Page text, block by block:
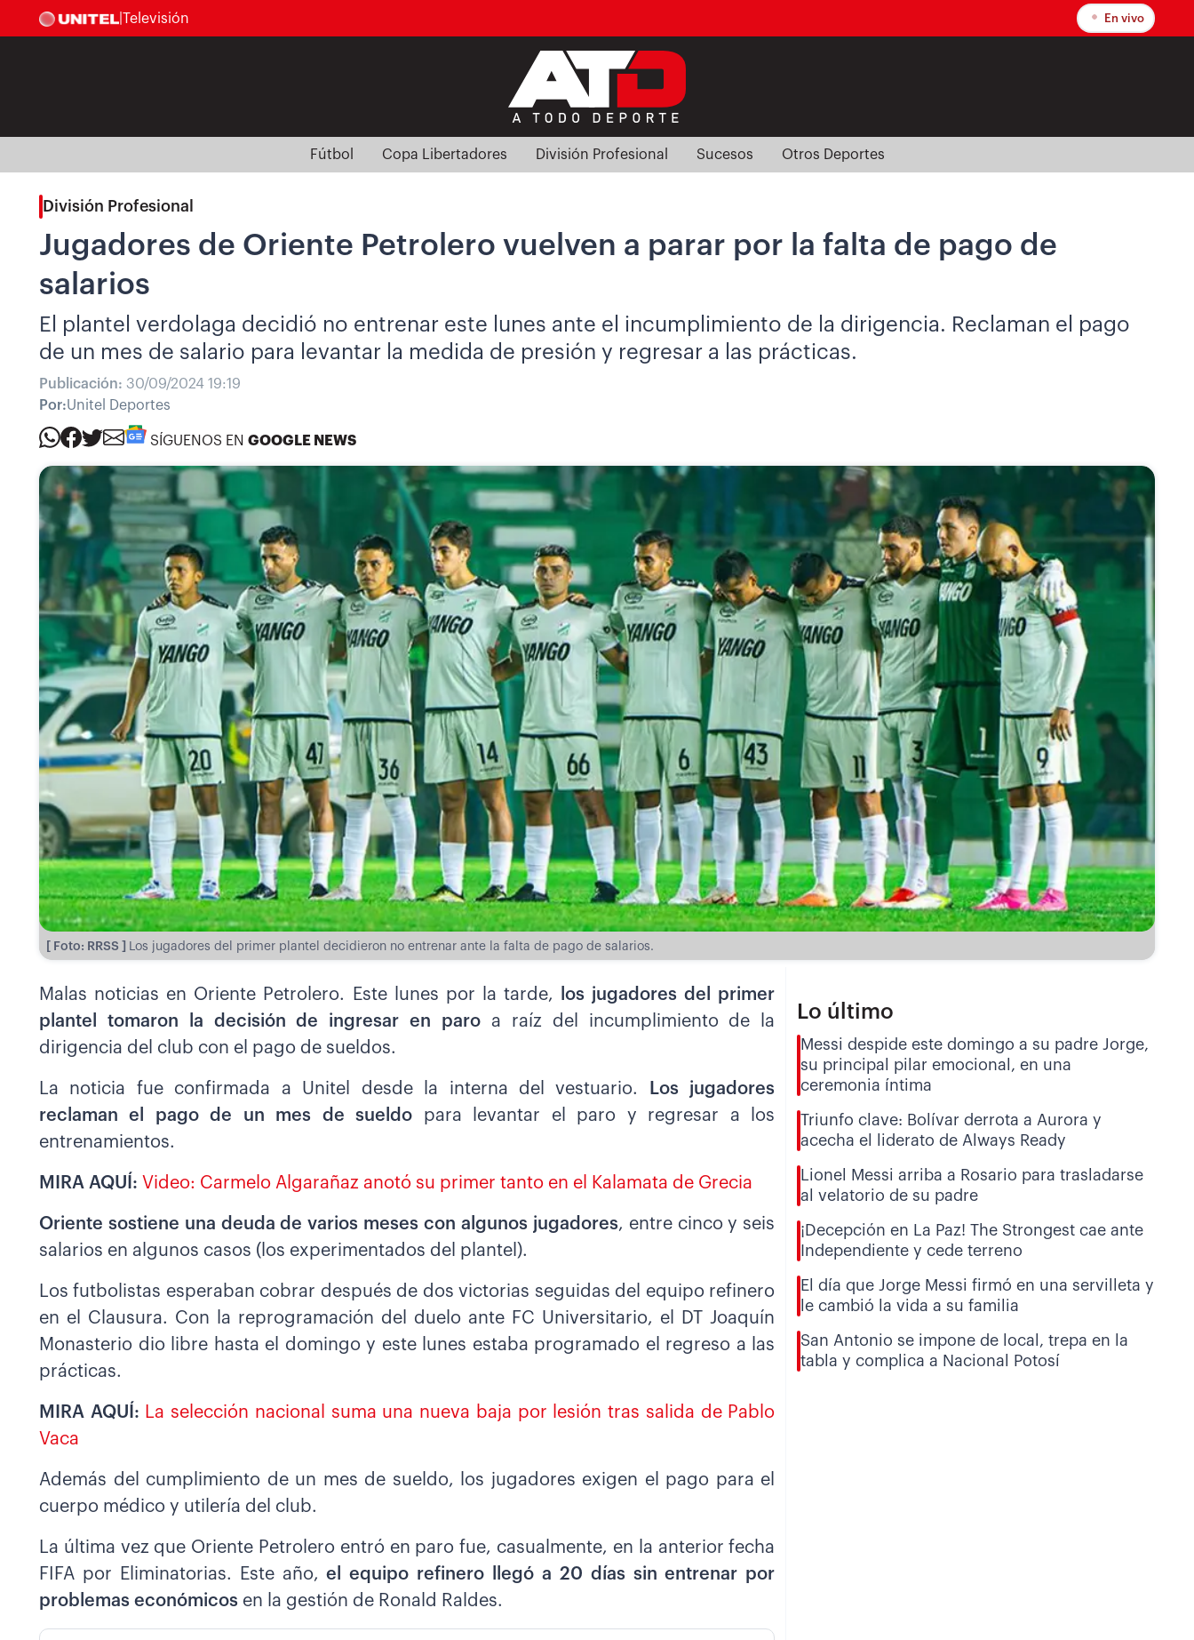
Televisión En vivo
Fútbol Copa Libertadores División Profesional Sucesos Otros Deportes
División Profesional
Jugadores de Oriente Petrolero vuelven a parar por la falta de pago de
salarios
El plantel verdolaga decidió no entrenar este lunes ante el incumplimiento de la dirigencia. Reclaman el pago
de un mes de salario para levantar la medida de presión y regresar a las prácticas.
Publicación: 30/09/2024 19:19
Por:Unitel Deportes
SÍGUENOS EN GOOGLE NEWS
[ Foto: RRSS ] Los jugadores del primer plantel decidieron no entrenar ante la falta de pago de salarios.
Malas noticias en Oriente Petrolero. Este lunes por la tarde,
los jugadores del primer
plantel tomaron la decisión de ingresar en paro a raíz del incumplimiento de la
dirigencia del club con el pago de sueldos.
La noticia fue confirmada a Unitel desde la interna del vestuario.
Los jugadores
reclaman el pago de un mes de sueldo para levantar el paro y regresar a los
entrenamientos.
MIRA AQUÍ: Video: Carmelo Algarañaz anotó su primer tanto en el Kalamata de Grecia
Oriente sostiene una deuda de varios meses con algunos jugadores, entre cinco y seis
salarios en algunos casos (los experimentados del plantel).
Los futbolistas esperaban cobrar después de dos victorias seguidas del equipo refinero
en el Clausura. Con la reprogramación del duelo ante FC Universitario, el DT Joaquín
Monasterio dio libre hasta el domingo y este lunes estaba programado el regreso a las
prácticas.
MIRA AQUÍ: La selección nacional suma una nueva baja por lesión tras salida de Pablo
Vaca
Además del cumplimiento de un mes de sueldo, los jugadores exigen el pago para el
cuerpo médico y utilería del club.
La última vez que Oriente Petrolero entró en paro fue, casualmente, en la anterior fecha
FIFA por Eliminatorias. Este año,el equipo refinero llegó a 20 días sin entrenar por
problemas económicos en la gestión de Ronald Raldes.
Lo último
Messi despide este domingo a su padre Jorge,
su principal pilar emocional, en una
ceremonia íntima
Triunfo clave: Bolívar derrota a Aurora y
acecha el liderato de Always Ready
Lionel Messi arriba a Rosario para trasladarse
al velatorio de su padre
¡Decepción en La Paz! The Strongest cae ante
Independiente y cede terreno
El día que Jorge Messi firmó en una servilleta y
le cambió la vida a su familia
San Antonio se impone de local, trepa en la
tabla y complica a Nacional Potosí